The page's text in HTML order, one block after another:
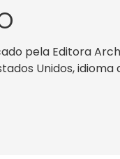
pela Editora
Unidos,